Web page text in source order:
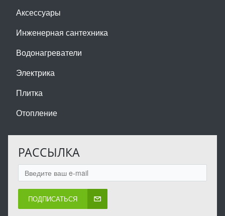
Аксессуары
Инженерная сантехника
Водонагреватели
Электрика
Плитка
Отопление
РАССЫЛКА
ПОДПИСАТЬСЯ